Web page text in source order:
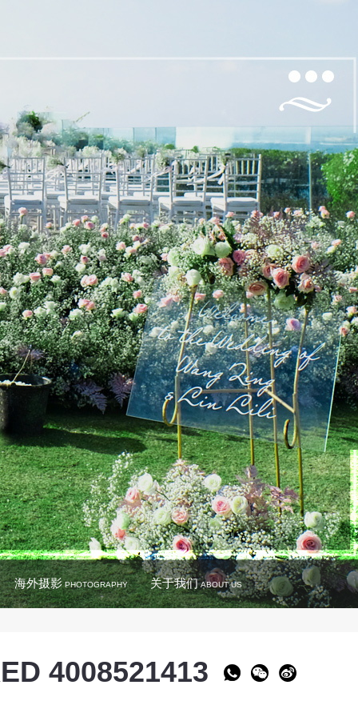
海外摄影PHOTOGRAPHY 关于我们ABOUT US
4008521413